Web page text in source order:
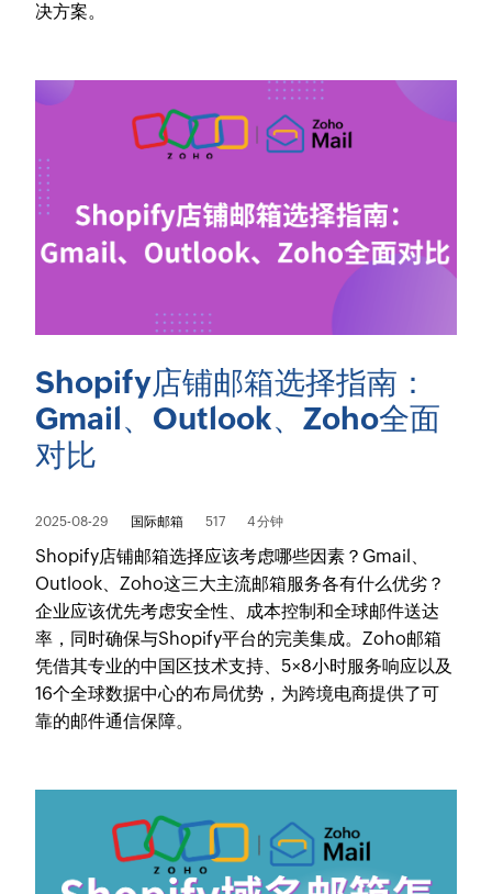
决方案。
Shopify店铺邮箱选择指南：
Gmail、Outlook、Zoho全面
对比
2025-08-29 国际邮箱 517 4 分钟
Shopify店铺邮箱选择应该考虑哪些因素？Gmail、
Outlook、Zoho这三大主流邮箱服务各有什么优劣？
企业应该优先考虑安全性、成本控制和全球邮件送达
率，同时确保与Shopify平台的完美集成。Zoho邮箱
凭借其专业的中国区技术支持、5×8小时服务响应以及
16个全球数据中心的布局优势，为跨境电商提供了可
靠的邮件通信保障。